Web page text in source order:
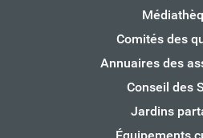
Comités des
Annuaires des
Conseil des
Jardins